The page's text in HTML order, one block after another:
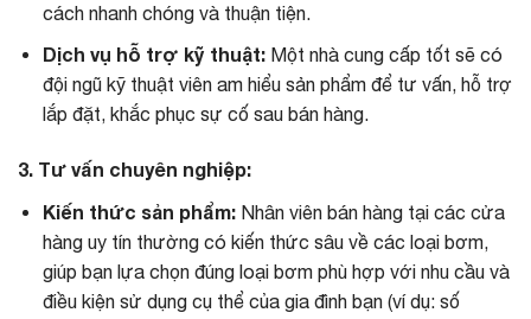
cách nhanh chóng và thuận tiện.
Dịch vụ hỗ trợ kỹ thuật:Một nhà cung cấp tốt sẽ có
đội ngũ kỹ thuật viên am hiểu sản phẩm để tư vấn, hỗ trợ
lắp đặt, khắc phục sự cố sau bán hàng.
3. Tư vấn chuyên nghiệp:
Kiến thức sản phẩm:Nhân viên bán hàng tại các cửa
hàng uy tín thường có kiến thức sâu về các loại bơm,
giúp bạn lựa chọn đúng loại bơm phù hợp với nhu cầu và
điều kiện sử dụng cụ thể của gia đình bạn (ví dụ: số